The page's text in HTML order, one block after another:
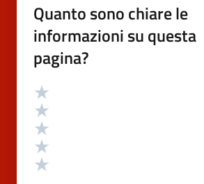
Quanto sono chiare le
informazioni su questa
pagina?
Valutazione